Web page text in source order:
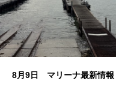
8月9日 マリーナ最新情報